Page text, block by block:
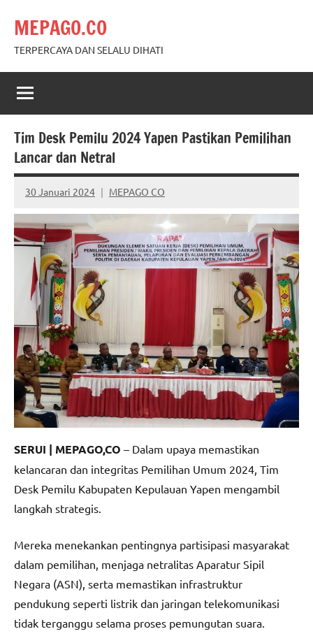
content
MEPAGO.CO
TERPERCAYA DAN SELALU DIHATI
Tim Desk Pemilu 2024 Yapen Pastikan Pemilihan
Lancar dan Netral
30 Januari 2024 MEPAGO CO
No
comments
SERUI | MEPAGO,CO – Dalam upaya memastikan
kelancaran dan integritas Pemilihan Umum 2024, Tim
Desk Pemilu Kabupaten Kepulauan Yapen mengambil
langkah strategis.
Mereka menekankan pentingnya partisipasi masyarakat
dalam pemilihan, menjaga netralitas Aparatur Sipil
Negara (ASN), serta memastikan infrastruktur
pendukung seperti listrik dan jaringan telekomunikasi
tidak terganggu selama proses pemungutan suara.